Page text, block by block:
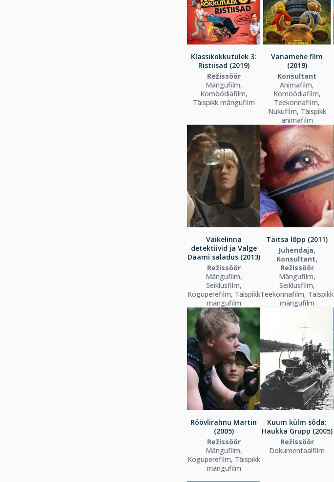
Klassikokkutulek 3:
Ristiisad (2019)
Režissöör
Mängufilm,
Komöödiafilm,
Täispikk mängufilm
Vanamehe film
(2019)
Konsultant
Animafilm,
Komöödiafilm,
Teekonnafilm,
Nukufilm, Täispikk
animafilm
Väikelinna
detektiivid ja Valge
Daami saladus (2013)
Režissöör
Mängufilm,
Seiklusfilm,
Koguperefilm, Täispikk
mängufilm
Täitsa lõpp (2011)
Juhendaja,
Konsultant,
Režissöör
Mängufilm,
Seiklusfilm,
Teekonnafilm, Täispikk
mängufilm
Röövlirahnu Martin
(2005)
Režissöör
Mängufilm,
Koguperefilm, Täispikk
mängufilm
Kuum külm sõda:
Haukka Grupp (2005)
Režissöör
Dokumentaalfilm